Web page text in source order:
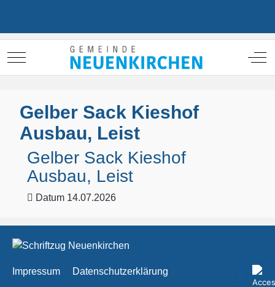
Mobile Menu Toggle Off-
Gelber Sack Kieshof
Ausbau, Leist
Gelber Sack Kieshof
Ausbau, Leist
Datum 14.07.2026
Impressum Datenschutzerklärung